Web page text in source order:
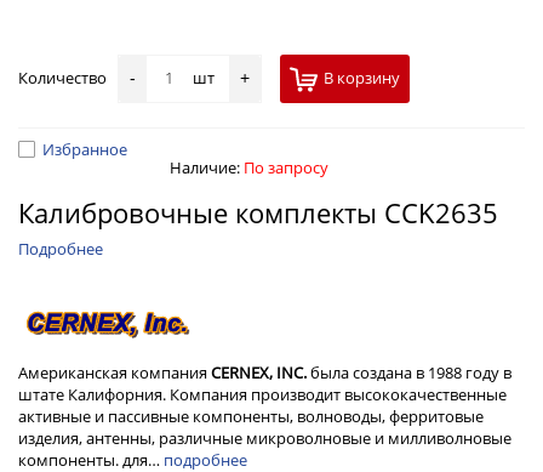
Количество - шт + В корзину
Избранное
Наличие: По запросу
Калибровочные комплекты CCK2635
Подробнее
Американская компанияCERNEX, INC.была создана в 1988 году в
штате Калифорния. Компания производит высококачественные
активные и пассивные компоненты, волноводы, ферритовые
изделия, антенны, различные микроволновые и милливолновые
компоненты. для… подробнее